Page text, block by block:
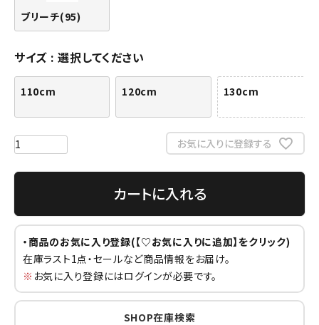
ブリーチ(95)
サイズ 選択してください
110cm 120cm 130cm
お気に入りに登録する
カートに入れる
・商品のお気に入り登録(【♡お気に入りに追加】をクリック)
在庫ラスト1点・セールなど商品情報をお届け。
※ お気に入り登録にはログインが必要です。
SHOP在庫検索